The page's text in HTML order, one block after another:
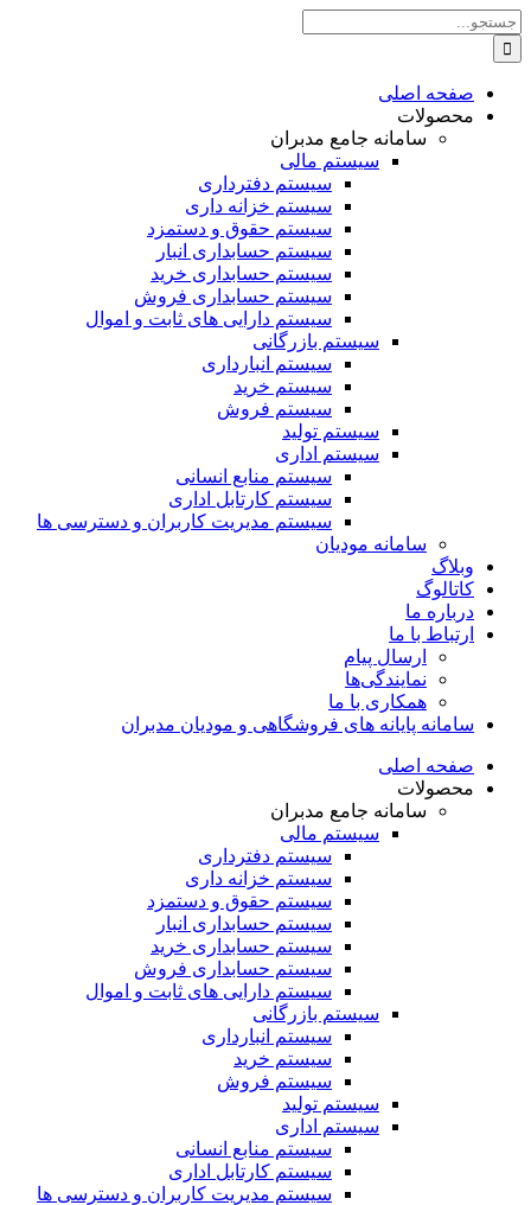
Skip
to
content
جستجو
برای:
صفحه اصلی
محصولات
سامانه جامع مدبران
سیستم مالی
سیستم دفترداری
سیستم خزانه داری
سیستم حقوق و دستمزد
سیستم حسابداری انبار
سیستم حسابداری خرید
سیستم حسابداری فروش
سیستم دارایی های ثابت و اموال
سیستم بازرگانی
سیستم انبارداری
سیستم خرید
سیستم فروش
سیستم تولید
سیستم اداری
سیستم منابع انسانی
سیستم کارتابل اداری
سیستم مدیریت کاربران و دسترسی ها
سامانه مودیان
وبلاگ
کاتالوگ
درباره ما
ارتباط با ما
ارسال پیام
نمایندگی‌ها
همکاری با ما
سامانه پایانه های فروشگاهی و مودیان مدبران
صفحه اصلی
محصولات
سامانه جامع مدبران
سیستم مالی
سیستم دفترداری
سیستم خزانه داری
سیستم حقوق و دستمزد
سیستم حسابداری انبار
سیستم حسابداری خرید
سیستم حسابداری فروش
سیستم دارایی های ثابت و اموال
سیستم بازرگانی
سیستم انبارداری
سیستم خرید
سیستم فروش
سیستم تولید
سیستم اداری
سیستم منابع انسانی
سیستم کارتابل اداری
سیستم مدیریت کاربران و دسترسی ها